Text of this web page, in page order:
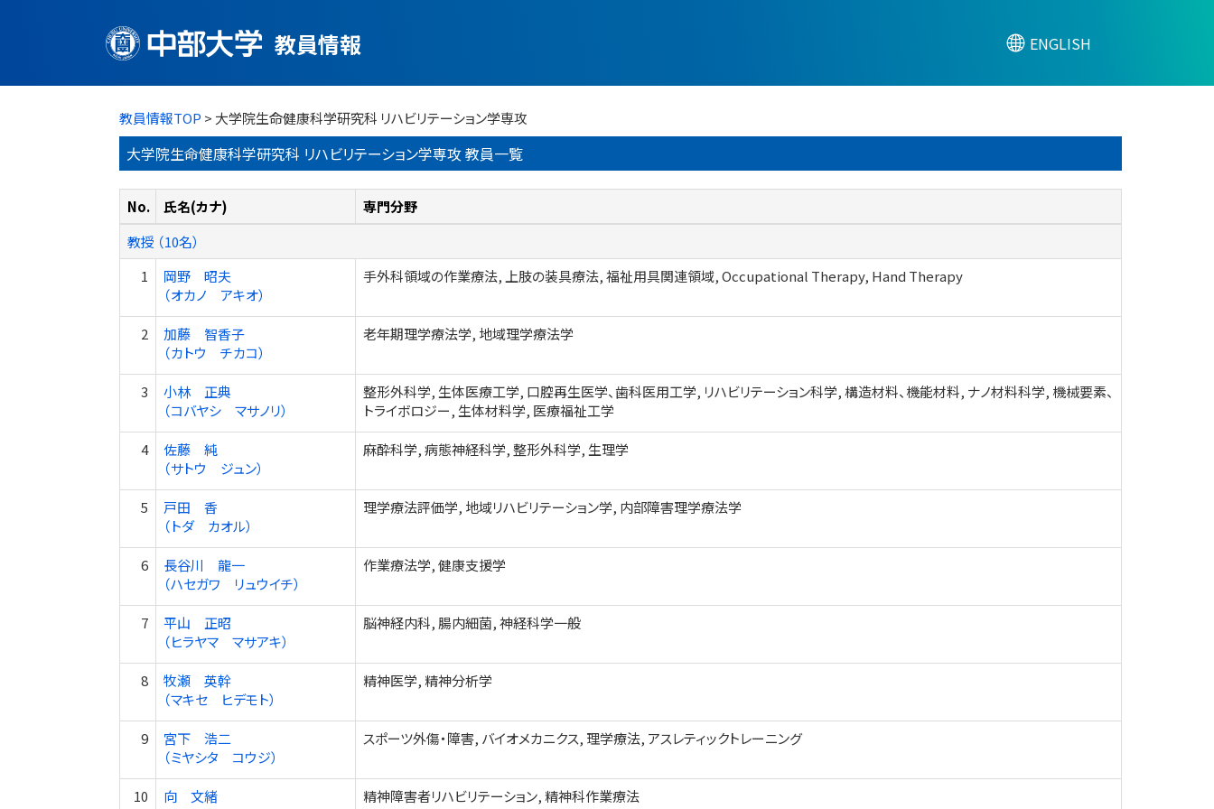
教員情報 ENGLISH
教員情報TOP > 大学院生命健康科学研究科 リハビリテーション学専攻
大学院生命健康科学研究科 リハビリテーション学専攻 教員一覧
No. 氏名(カナ)
専門分野
教授 （10名）
1
岡野 昭夫
（オカノ アキオ）
手外科領域の作業療法, 上肢の装具療法, 福祉用具関連領域, Occupational Therapy, Hand Therapy
2
加藤 智香子
（カトウ チカコ）
老年期理学療法学, 地域理学療法学
3
小林 正典
（コバヤシ マサノリ）
整形外科学, 生体医療工学, 口腔再生医学、歯科医用工学, リハビリテーション科学, 構造材料、機能材料, ナノ材料科学, 機械要素、
トライボロジー, 生体材料学, 医療福祉工学
4
佐藤 純
（サトウ ジュン）
麻酔科学, 病態神経科学, 整形外科学, 生理学
5
戸田 香
（トダ カオル）
理学療法評価学, 地域リハビリテーション学, 内部障害理学療法学
6
長谷川 龍一
（ハセガワ リュウイチ）
作業療法学, 健康支援学
7
平山 正昭
（ヒラヤマ マサアキ）
脳神経内科, 腸内細菌, 神経科学一般
8
牧瀬 英幹
（マキセ ヒデモト）
精神医学, 精神分析学
9
宮下 浩二
（ミヤシタ コウジ）
スポーツ外傷・障害, バイオメカニクス, 理学療法, アスレティックトレーニング
10
向 文緒
精神障害者リハビリテーション, 精神科作業療法